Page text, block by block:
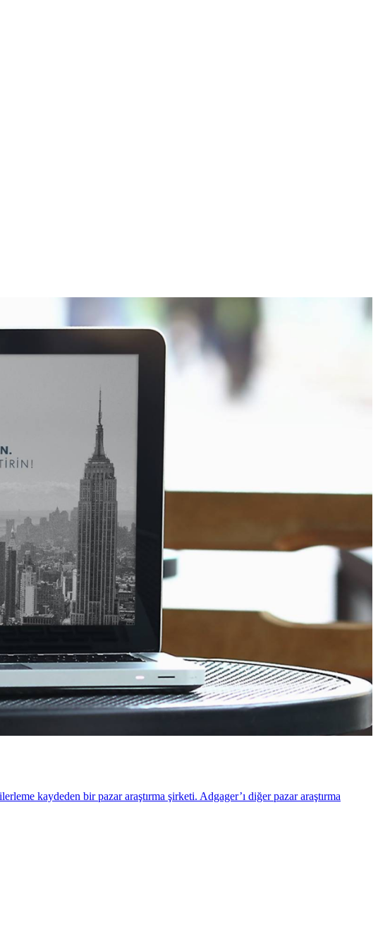
kaydeden bir pazar araştırma şirketi. Adgager’ı diğer pazar araştırma